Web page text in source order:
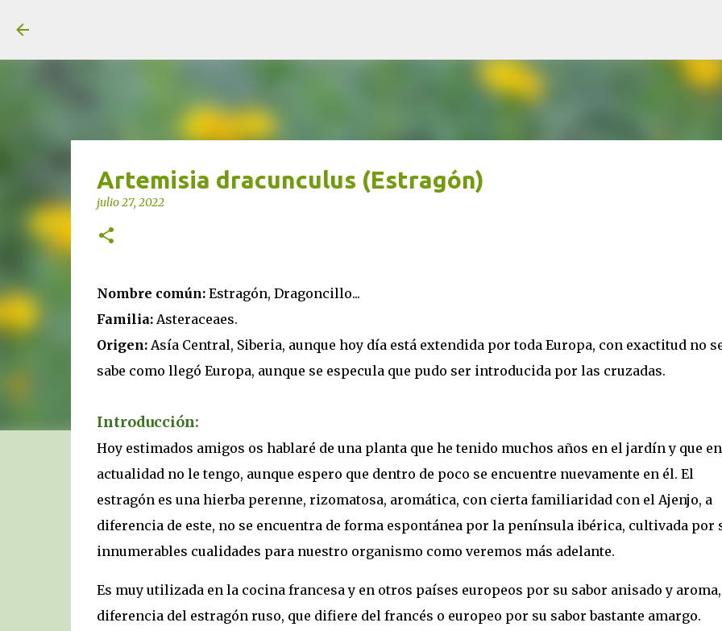
Artemisia dracunculus (Estragón)
julio 27, 2022
Nombre común:Estragón, Dragoncillo...
Familia:Asteraceaes.
Origen:Asía Central, Siberia, aunque hoy día está extendida por toda Europa, con exactitud no
sabe como llegó Europa, aunque se especula que pudo ser introducida por las cruzadas.
Introducción:
Hoy estimados amigos os hablaré de una planta que he tenido muchos años en el jardín y que
actualidad no le tengo, aunque espero que dentro de poco se encuentre nuevamente en él. El
estragón es una hierba perenne, rizomatosa, aromática, con cierta familiaridad con el Ajenjo, a
diferencia de este, no se encuentra de forma espontánea por la península ibérica, cultivada por
innumerables cualidades para nuestro organismo como veremos más adelante.
Es muy utilizada en la cocina francesa y en otros países europeos por su sabor anisado y aroma,
diferencia del estragón ruso, que difiere del francés o europeo por su sabor bastante amargo.